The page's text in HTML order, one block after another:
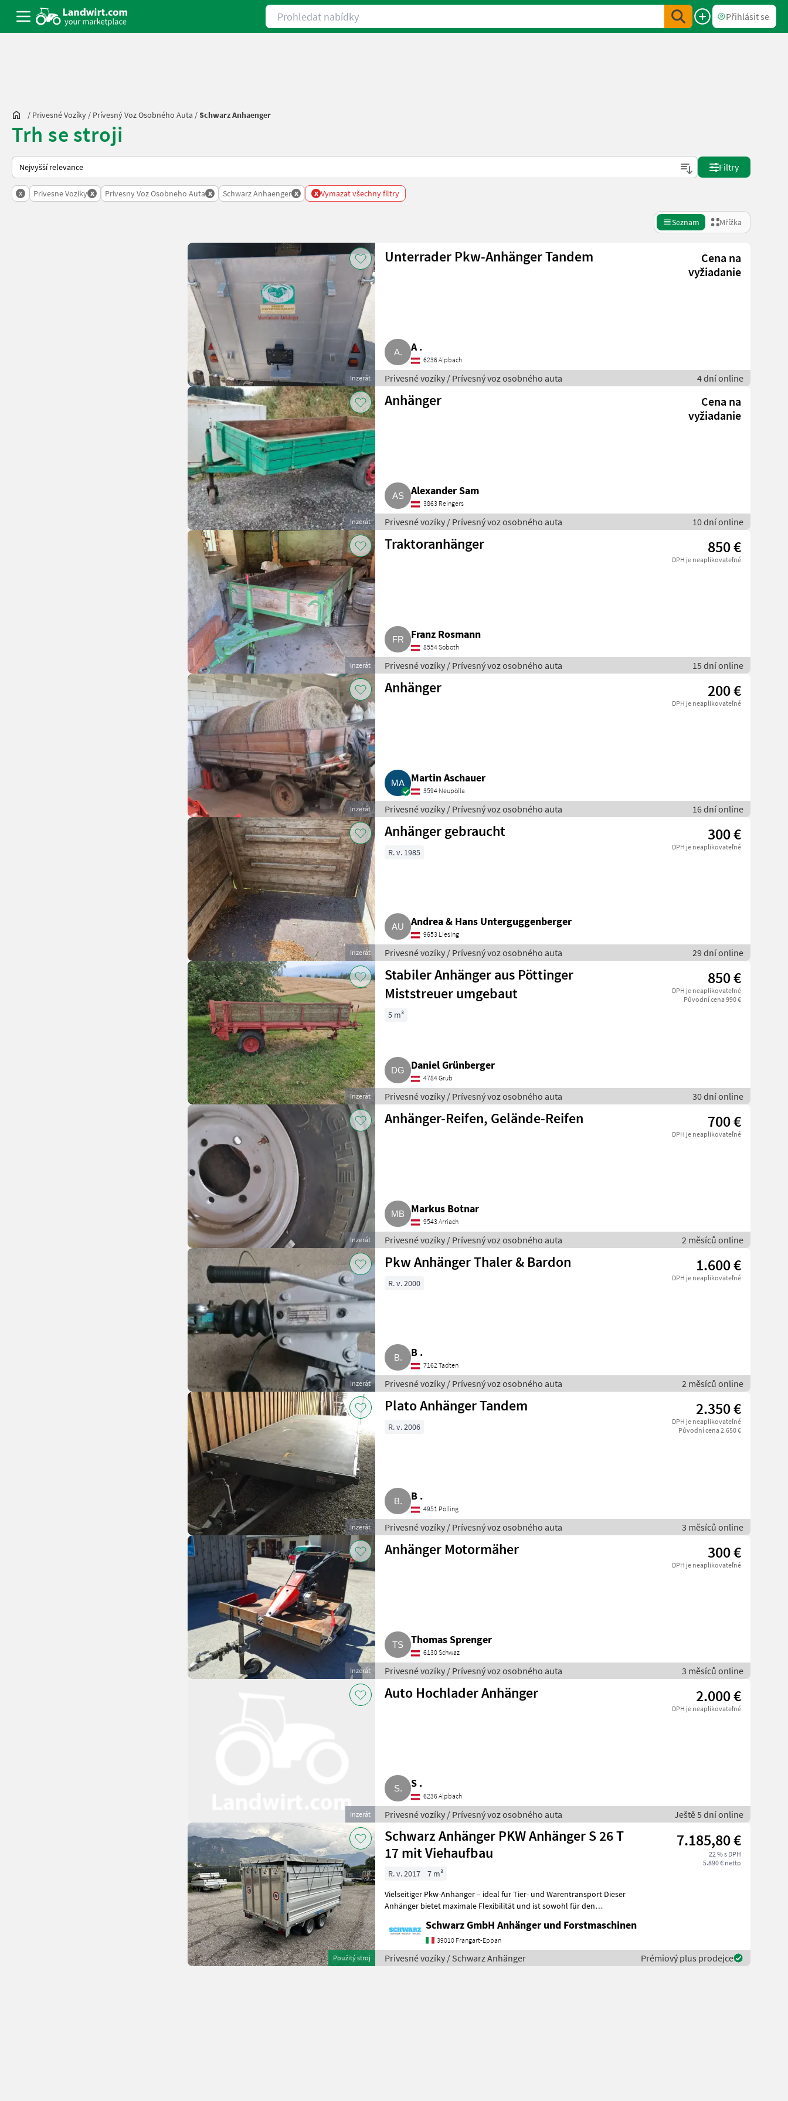
Prohledat nabídky
Přihlásit se
/ Privesné Vozíky / Prívesný Voz Osobného Auta /Schwarz Anhaenger
Trh se stroji
Takto se řadí nabídky na Landwirt.com
Filtry
x Privesne Voziky x Privesny Voz Osobneho Auta x Schwarz Anhaenger x x Vymazat všechny filtry
Seznam Mřížka
Inzerát
Unterrader Pkw-Anhänger Tandem
Cena na
vyžiadanie
A .
6236 Alpbach
Privesné vozíky / Prívesný voz osobného auta 4 dní online
Inzerát
Anhänger
Cena na
vyžiadanie
Alexander Sam
3863 Reingers
Privesné vozíky / Prívesný voz osobného auta 10 dní online
Inzerát
Traktoranhänger 850 €
DPH je neaplikovateľné
Franz Rosmann
8554 Soboth
Privesné vozíky / Prívesný voz osobného auta 15 dní online
Inzerát
Anhänger 200 €
DPH je neaplikovateľné
Martin Aschauer
3594 Neupölla
Privesné vozíky / Prívesný voz osobného auta 16 dní online
Inzerát
Anhänger gebraucht 300 €
DPH je neaplikovateľné
R. v. 1985
Andrea & Hans Unterguggenberger
9653 Liesing
Privesné vozíky / Prívesný voz osobného auta 29 dní online
Inzerát
Stabiler Anhänger aus Pöttinger
Miststreuer umgebaut
850 €
DPH je neaplikovateľné
Původní cena 990 €
5 m³
Daniel Grünberger
4784 Grub
Privesné vozíky / Prívesný voz osobného auta 30 dní online
Inzerát
Anhänger-Reifen, Gelände-Reifen 700 €
DPH je neaplikovateľné
Markus Botnar
9543 Arriach
Privesné vozíky / Prívesný voz osobného auta 2 měsíců online
Inzerát
Pkw Anhänger Thaler & Bardon 1.600 €
DPH je neaplikovateľné
R. v. 2000
B .
7162 Tadten
Privesné vozíky / Prívesný voz osobného auta 2 měsíců online
Inzerát
Plato Anhänger Tandem 2.350 €
DPH je neaplikovateľné
Původní cena 2.650 €
R. v. 2006
B .
4951 Polling
Privesné vozíky / Prívesný voz osobného auta 3 měsíců online
Inzerát
Anhänger Motormäher 300 €
DPH je neaplikovateľné
Thomas Sprenger
6130 Schwaz
Privesné vozíky / Prívesný voz osobného auta 3 měsíců online
Inzerát
Auto Hochlader Anhänger 2.000 €
DPH je neaplikovateľné
S .
6236 Alpbach
Privesné vozíky / Prívesný voz osobného auta Ještě 5 dní online
Použitý stroj
Schwarz Anhänger PKW Anhänger S 26 T
17 mit Viehaufbau
7.185,80 €
22 % s DPH
5.890 € netto
R. v. 2017
7 m³
Vielseitiger Pkw-Anhänger – ideal für Tier- und Warentransport Dieser
Anhänger bietet maximale Flexibilität und ist sowohl für den
Schwarz GmbH Anhänger und Forstmaschinen
39010 Frangart-Eppan
Privesné vozíky / Schwarz Anhänger Prémiový plus prodejce